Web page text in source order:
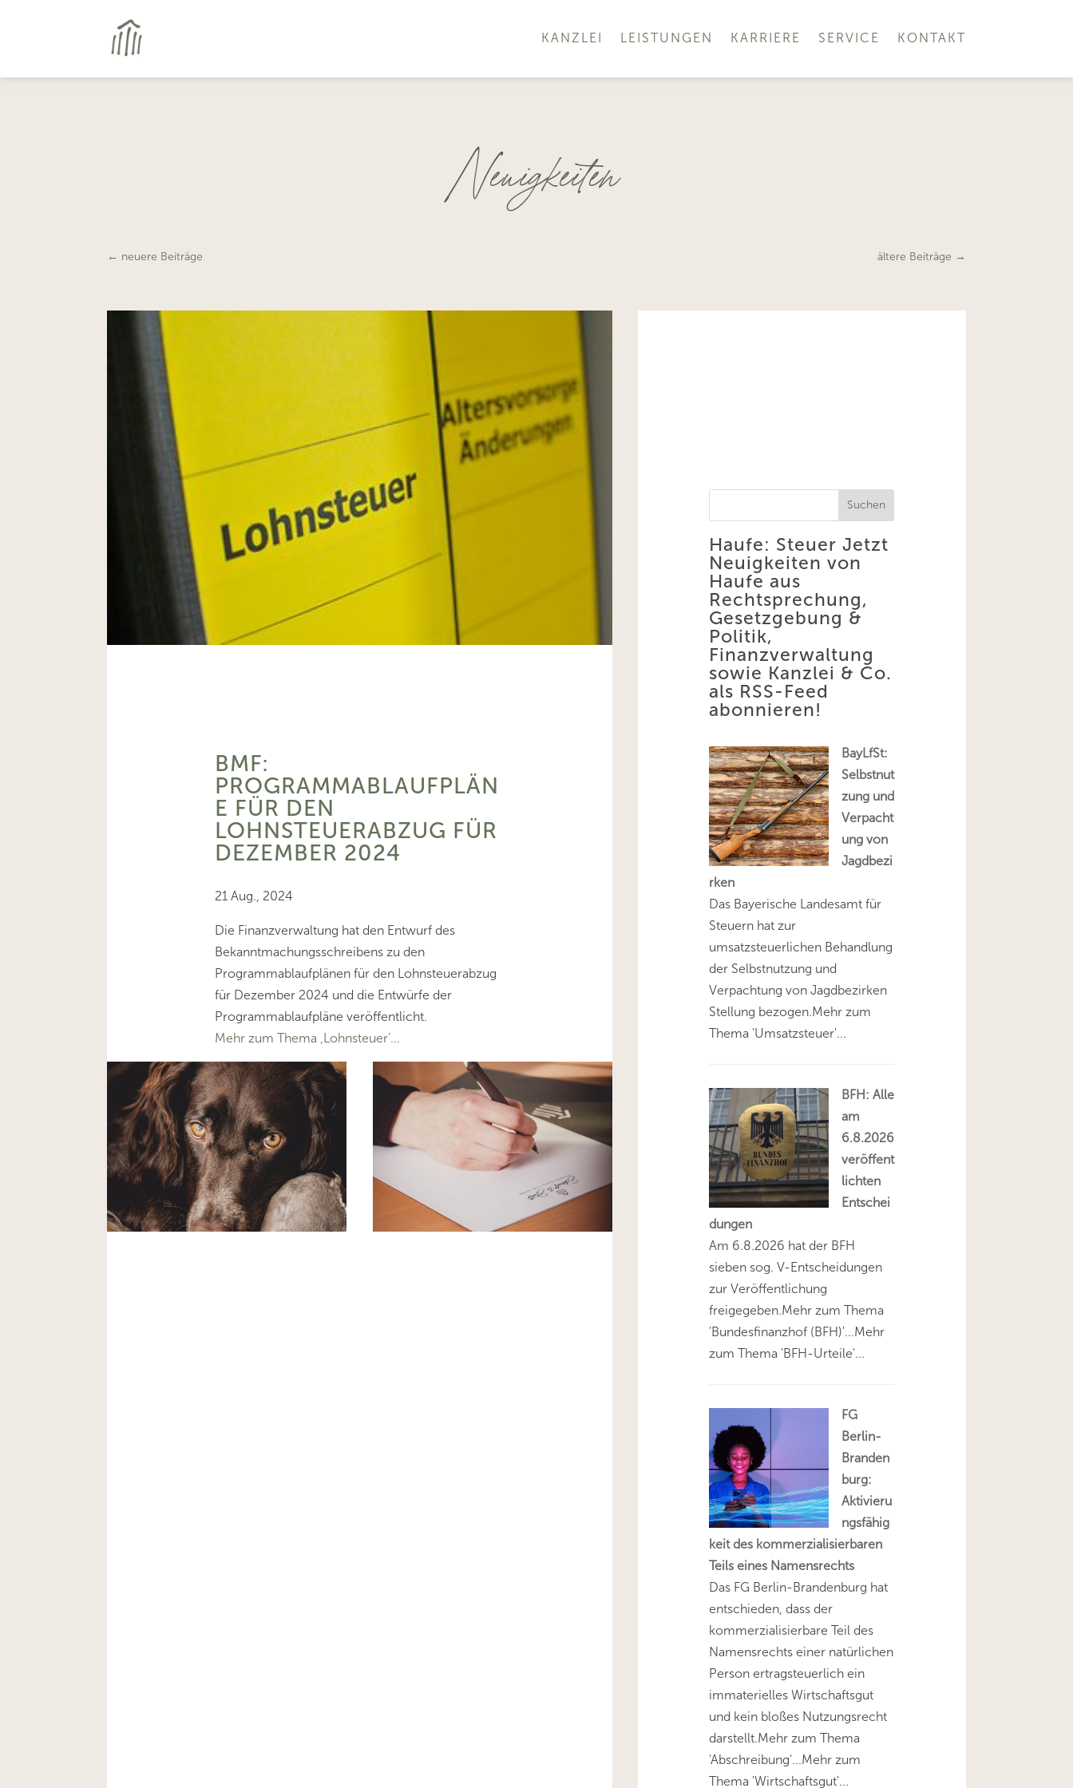
KANZLEI LEISTUNGEN KARRIERE SERVICE KONTAKT
Neuigkeiten
← neuere Beiträge ältere Beiträge →
BMF:
PROGRAMMABLAUFPLÄN
E FÜR DEN
LOHNSTEUERABZUG FÜR
DEZEMBER 2024
21 Aug., 2024
Die Finanzverwaltung hat den Entwurf des
Bekanntmachungsschreibens zu den
Programmablaufplänen für den Lohnsteuerabzug
für Dezember 2024 und die Entwürfe der
Programmablaufpläne veröffentlicht.
Mehr zum Thema ‚Lohnsteuer’…
Suchen
Haufe: Steuer Jetzt
Neuigkeiten von
Haufe aus
Rechtsprechung,
Gesetzgebung &
Politik,
Finanzverwaltung
sowie Kanzlei & Co.
als RSS-Feed
abonnieren!
BayLfSt:
Selbstnut
zung und
Verpacht
ung von
Jagdbezi
rken
Das Bayerische Landesamt für
Steuern hat zur
umsatzsteuerlichen Behandlung
der Selbstnutzung und
Verpachtung von Jagdbezirken
Stellung bezogen.Mehr zum
Thema 'Umsatzsteuer'...
BFH: Alle
am
6.8.2026
veröffent
lichten
Entschei
dungen
Am 6.8.2026 hat der BFH
sieben sog. V-Entscheidungen
zur Veröffentlichung
freigegeben.Mehr zum Thema
'Bundesfinanzhof (BFH)'...Mehr
zum Thema 'BFH-Urteile'...
FG
Berlin-
Branden
burg:
Aktivieru
ngsfähig
keit des kommerzialisierbaren
Teils eines Namensrechts
Das FG Berlin-Brandenburg hat
entschieden, dass der
kommerzialisierbare Teil des
Namensrechts einer natürlichen
Person ertragsteuerlich ein
immaterielles Wirtschaftsgut
und kein bloßes Nutzungsrecht
darstellt.Mehr zum Thema
'Abschreibung'...Mehr zum
Thema 'Wirtschaftsgut'...